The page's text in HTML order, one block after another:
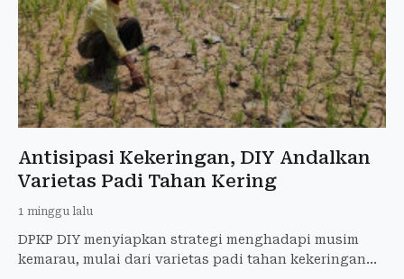
Antisipasi Kekeringan, DIY Andalkan
Varietas Padi Tahan Kering
1 minggu lalu
DPKP DIY menyiapkan strategi menghadapi musim
kemarau, mulai dari varietas padi tahan kekeringan